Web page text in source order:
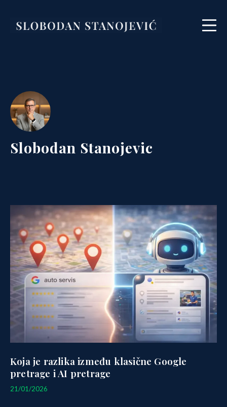
content
Slobodan Stanojevic
Koja je razlika između klasične Google
pretrage i AI pretrage
21/01/2026